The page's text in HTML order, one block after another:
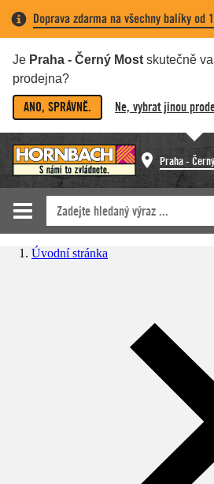
Doprava zdarma na všechny balíky od
Je Praha - Černý Most skutečně
prodejna?
ANO, SPRÁVNĚ. Ne, vybrat jinou
Praha -
Úvodní stránka